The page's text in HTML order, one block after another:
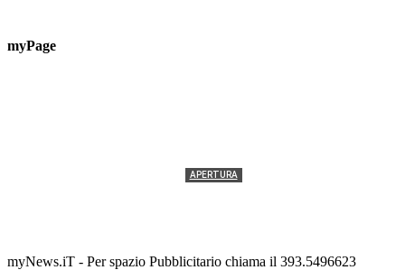
myPage
APERTURA
myNews.iT - Per spazio Pubblicitario chiama il 393.5496623